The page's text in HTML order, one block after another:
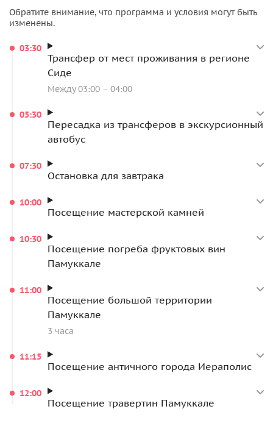
Обратите внимание, что программа и условия могут быть
изменены.
03:30
Трансфер от мест проживания в регионе
Сиде
Между 03:00 – 04:00
05:30
Пересадка из трансферов в экскурсионный
автобус
07:30
Остановка для завтрака
10:00
Посещение мастерской камней
10:30
Посещение погреба фруктовых вин
Памуккале
11:00
Посещение большой территории
Памуккале
3 часа
11:15
Посещение античного города Иераполис
12:00
Посещение травертин Памуккале